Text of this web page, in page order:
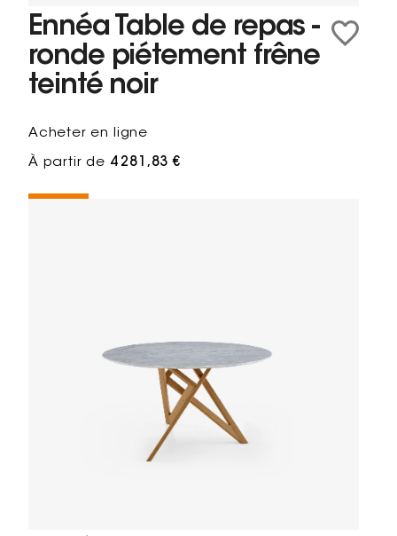
Ennéa Table de repas -
ronde piétement frêne
teinté noir
Acheter en ligne
À partir de 4 281,83 €